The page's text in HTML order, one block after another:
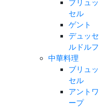
ブリュッ
セル
ゲント
デュッセ
ルドルフ
中華料理
ブリュッ
セル
アントワ
ープ